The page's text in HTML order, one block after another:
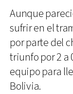
Aunque
sufrir en el
por parte del
triunfo por 2 a
equipo para
Bolivia.